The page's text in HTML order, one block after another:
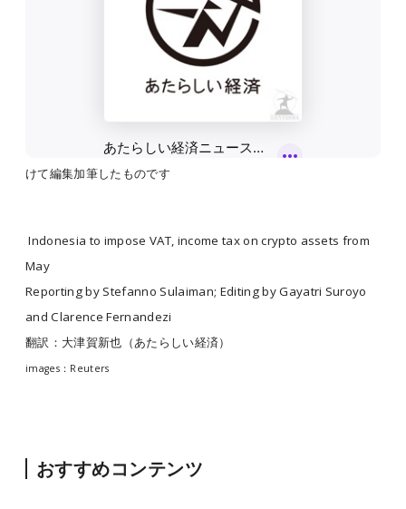
※この記事は「あたらしい経済」がロイターからライセンスを受
けて編集加筆したものです
Indonesia to impose VAT, income tax on crypto assets from
May
Reporting by Stefanno Sulaiman; Editing by Gayatri Suroyo
and Clarence Fernandezi
翻訳：大津賀新也（あたらしい経済）
images：Reuters
おすすめコンテンツ